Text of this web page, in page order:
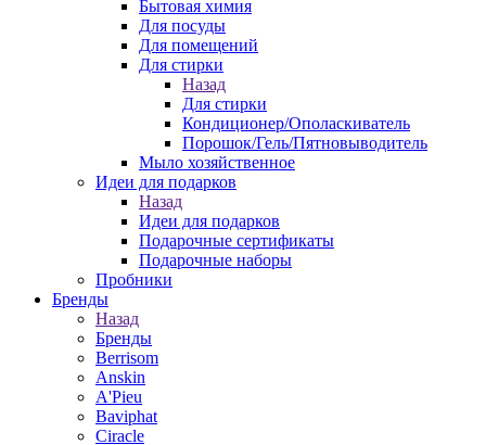
Бытовая химия
Для посуды
Для помещений
Для стирки
Назад
Для стирки
Кондиционер/Ополаскиватель
Порошок/Гель/Пятновыводитель
Мыло хозяйственное
Идеи для подарков
Назад
Идеи для подарков
Подарочные сертификаты
Подарочные наборы
Пробники
Бренды
Назад
Бренды
Berrisom
Anskin
A'Pieu
Baviphat
Ciracle